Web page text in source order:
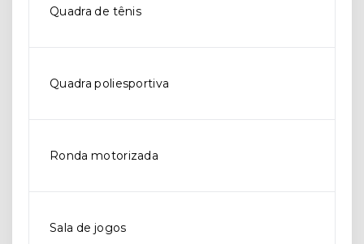
Quadra de tênis
Quadra poliesportiva
Ronda motorizada
Sala de jogos